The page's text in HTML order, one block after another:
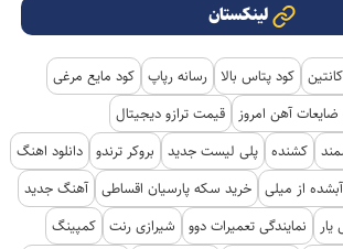
لینکستان
کود پتاس بالا رسانه رپاپ کود مایع مرغی
آهن امروز
قیمت ترازو دیجیتال
کشنده پلی لیست جدید بروکر ترندو دانلود اهنگ
از میلی خرید سکه پارسیان اقساطی آهنگ جدید
نمایندگی تعمیرات دوو شیرازی رنت کمپینگ